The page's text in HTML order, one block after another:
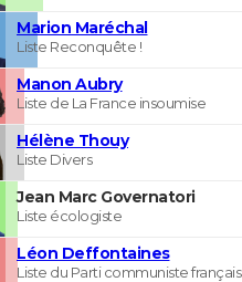
Marion Maréchal
Liste Reconquête !
Manon Aubry
Liste de La France insoumise
Hélène Thouy
Liste Divers
Jean Marc Governatori
Liste écologiste
Léon Deffontaines
Liste du Parti communiste français